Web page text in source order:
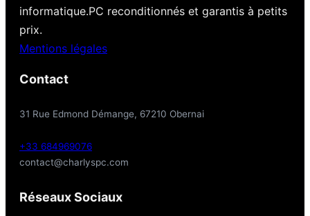
informatique.PC reconditionnés et garantis à petits
prix.
Mentions légales
Contact
31 Rue Edmond Démange, 67210 Obernai
+33 684969076
contact@charlyspc.com
Réseaux Sociaux